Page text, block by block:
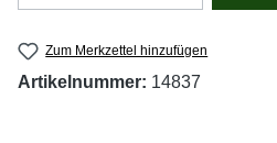
Zum Merkzettel hinzufügen
Artikelnummer: 14837